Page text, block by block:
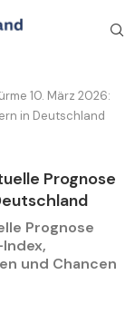
10. März 2026:
in Deutschland
Prognose
Prognose
und Chancen